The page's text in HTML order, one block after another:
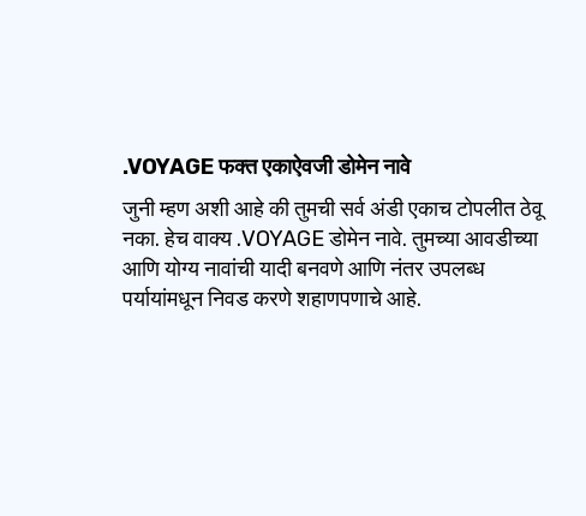
.VOYAGE फक्त एकाऐवजी डोमेन नावे
जुनी म्हण अशी आहे की तुमची सर्व अंडी एकाच टोपलीत ठेवू
नका. हेच वाक्य .VOYAGE डोमेन नावे. तुमच्या आवडीच्या
आणि योग्य नावांची यादी बनवणे आणि नंतर उपलब्ध
पर्यायांमधून निवड करणे शहाणपणाचे आहे.